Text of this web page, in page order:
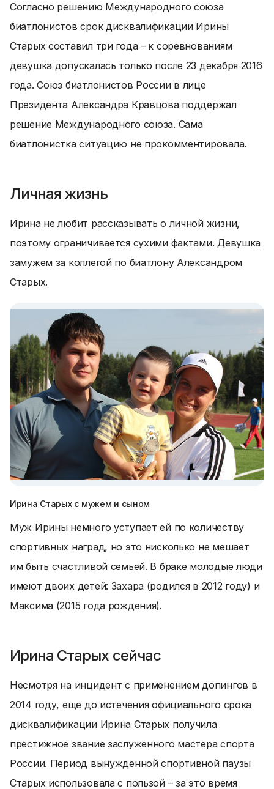
Согласно решению Международного союза
биатлонистов срок дисквалификации Ирины
Старых составил три года – к соревнованиям
девушка допускалась только после 23 декабря 2016
года. Союз биатлонистов России в лице
Президента Александра Кравцова поддержал
решение Международного союза. Сама
биатлонистка ситуацию не прокомментировала.
Личная жизнь
Ирина не любит рассказывать о личной жизни,
поэтому ограничивается сухими фактами. Девушка
замужем за коллегой по биатлону Александром
Старых.
Ирина Старых с мужем и сыном
Муж Ирины немного уступает ей по количеству
спортивных наград, но это нисколько не мешает
им быть счастливой семьей. В браке молодые люди
имеют двоих детей: Захара (родился в 2012 году) и
Максима (2015 года рождения).
Ирина Старых сейчас
Несмотря на инцидент с применением допингов в
2014 году, еще до истечения официального срока
дисквалификации Ирина Старых получила
престижное звание заслуженного мастера спорта
России. Период вынужденной спортивной паузы
Старых использовала с пользой – за это время